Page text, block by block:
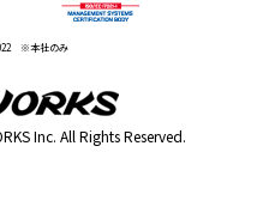
※本社のみ
Inc. All Rights Reserved.